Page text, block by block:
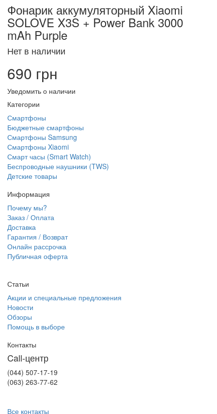
Фонарик аккумуляторный Xiaomi
SOLOVE X3S + Power Bank 3000
mAh Purple
Нет в наличии
690 грн
Уведомить о наличии
Категории
Смартфоны
Бюджетные смартфоны
Смартфоны Samsung
Смартфоны Xiaomi
Смарт часы (Smart Watch)
Беспроводные наушники (TWS)
Детские товары
Информация
Почему мы?
Заказ / Оплата
Доставка
Гарантия / Возврат
Онлайн рассрочка
Публичная оферта
Статьи
Акции и специальные предложения
Новости
Обзоры
Помощь в выборе
Контакты
Call-центр
(044) 507-17-19
(063) 263-77-62
Все контакты